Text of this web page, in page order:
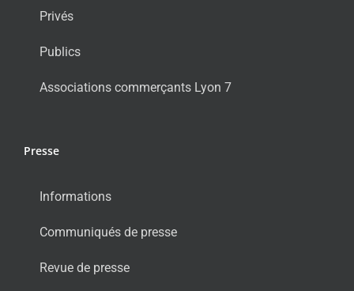
Privés
Publics
Associations commerçants Lyon 7
Presse
Informations
Communiqués de presse
Revue de presse